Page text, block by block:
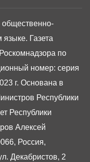
общественно-
языке. Газета
по
номер: серия
г. Основана в
Республики
Республики
Алексей
Россия,
Декабристов, 2